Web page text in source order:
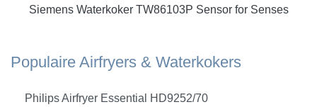
Siemens Waterkoker TW86103P Sensor for Senses
Populaire Airfryers & Waterkokers
Philips Airfryer Essential HD9252/70